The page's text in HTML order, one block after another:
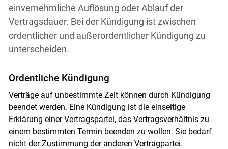
einvernehmliche Auflösung oder Ablauf der
Vertragsdauer. Bei der Kündigung ist zwischen
ordentlicher und außerordentlicher Kündigung zu
unterscheiden.
Ordentliche Kündigung
Verträge auf unbestimmte Zeit können durch Kündigung
beendet werden. Eine Kündigung ist die einseitige
Erklärung einer Vertragspartei, das Vertragsverhältnis zu
einem bestimmten Termin beenden zu wollen. Sie bedarf
nicht der Zustimmung der anderen Vertragpartei.